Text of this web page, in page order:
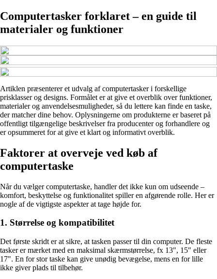
Computertasker forklaret – en guide til
materialer og funktioner
Artiklen præsenterer et udvalg af computertasker i forskellige
prisklasser og designs. Formålet er at give et overblik over funktioner,
materialer og anvendelsesmuligheder, så du lettere kan finde en taske,
der matcher dine behov. Oplysningerne om produkterne er baseret på
offentligt tilgængelige beskrivelser fra producenter og forhandlere og
er opsummeret for at give et klart og informativt overblik.
Faktorer at overveje ved køb af
computertaske
Når du vælger computertaske, handler det ikke kun om udseende –
komfort, beskyttelse og funktionalitet spiller en afgørende rolle. Her er
nogle af de vigtigste aspekter at tage højde for.
1. Størrelse og kompatibilitet
Det første skridt er at sikre, at tasken passer til din computer. De fleste
tasker er mærket med en maksimal skærmstørrelse, fx 13", 15" eller
17". En for stor taske kan give unødig bevægelse, mens en for lille
ikke giver plads til tilbehør.